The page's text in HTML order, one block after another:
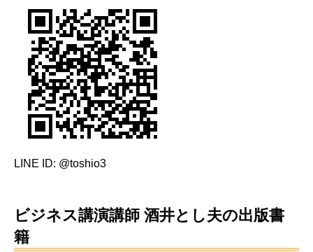
LINE ID: @toshio3
ビジネス講演講師 酒井とし夫の出版書
籍